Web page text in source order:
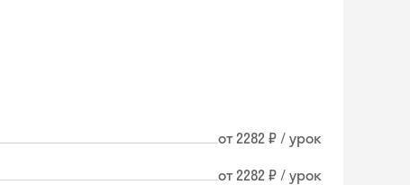
от 2282 ₽ / урок
от 2282 ₽ / урок